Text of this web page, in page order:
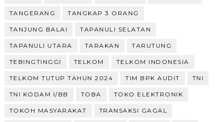
TANGERANG TANGKAP 3 ORANG
TANJUNG BALAI TAPANULI SELATAN
TAPANULI UTARA TARAKAN TARUTUNG
TEBINGTINGGI TELKOM TELKOM INDONESIA
TELKOM TUTUP TAHUN 2024 TIM BPK AUDIT TNI
TNI KODAM I/BB TOBA TOKO ELEKTRONIK
TOKOH MASYARAKAT TRANSAKSI GAGAL